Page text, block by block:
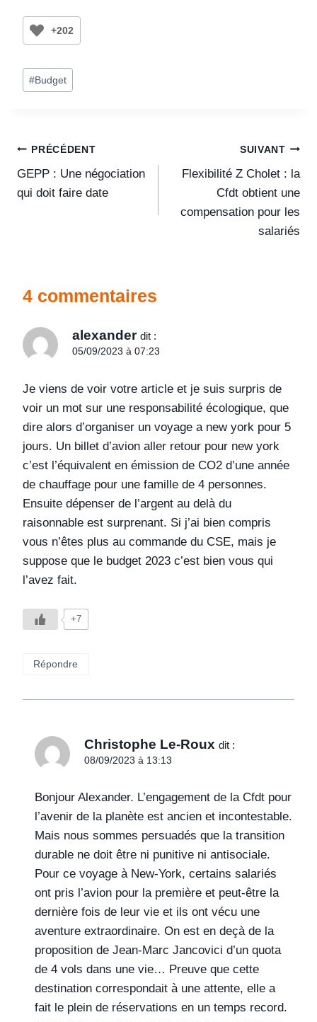
+202
#Budget
PRÉCÉDENT
GEPP : Une négociation
qui doit faire date
SUIVANT
Flexibilité Z Cholet : la
Cfdt obtient une
compensation pour les
salariés
4 commentaires
alexander dit :
05/09/2023 à 07:23
Je viens de voir votre article et je suis surpris de
voir un mot sur une responsabilité écologique, que
dire alors d’organiser un voyage a new york pour 5
jours. Un billet d’avion aller retour pour new york
c’est l’équivalent en émission de CO2 d’une année
de chauffage pour une famille de 4 personnes.
Ensuite dépenser de l’argent au delà du
raisonnable est surprenant. Si j’ai bien compris
vous n’êtes plus au commande du CSE, mais je
suppose que le budget 2023 c’est bien vous qui
l’avez fait.
+7
Répondre
Christophe Le-Roux dit :
08/09/2023 à 13:13
Bonjour Alexander. L’engagement de la Cfdt pour
l’avenir de la planète est ancien et incontestable.
Mais nous sommes persuadés que la transition
durable ne doit être ni punitive ni antisociale.
Pour ce voyage à New-York, certains salariés
ont pris l’avion pour la première et peut-être la
dernière fois de leur vie et ils ont vécu une
aventure extraordinaire. On est en deçà de la
proposition de Jean-Marc Jancovici d’un quota
de 4 vols dans une vie… Preuve que cette
destination correspondait à une attente, elle a
fait le plein de réservations en un temps record.